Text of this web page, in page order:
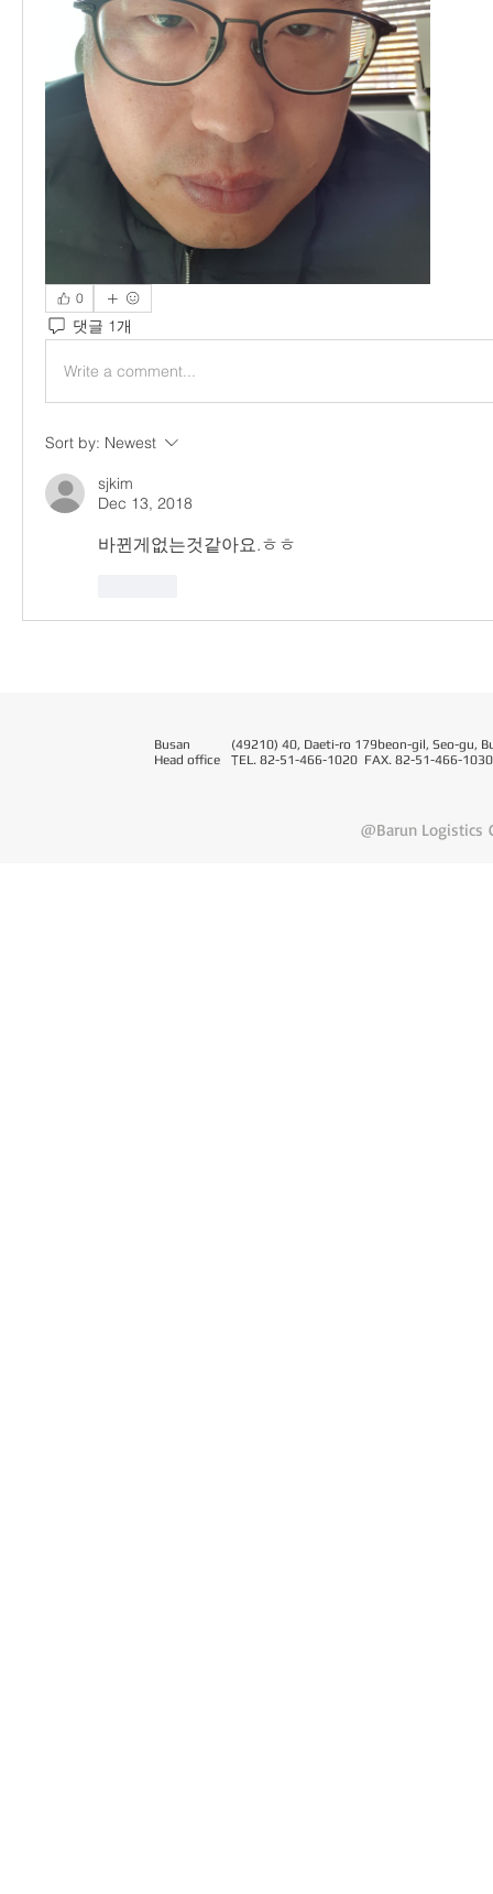
0
댓글 1개
Write a comment...
Sort by: Newest
sjkim
Dec 13, 2018
바뀐게없는것같아요.ㅎㅎ
Busan
Head office
(49210) 40, Daeti-ro 179beon-gil, Seo-gu,
TEL. 82-51-466-1020 FAX. 82-51-466-1030
@Barun Logistics